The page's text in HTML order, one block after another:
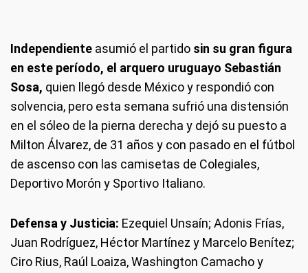
Independiente asumió el partido sin su gran figura
en este período, el arquero uruguayo Sebastián
Sosa, quien llegó desde México y respondió con
solvencia, pero esta semana sufrió una distensión
en el sóleo de la pierna derecha y dejó su puesto a
Milton Álvarez, de 31 años y con pasado en el fútbol
de ascenso con las camisetas de Colegiales,
Deportivo Morón y Sportivo Italiano.
Defensa y Justicia: Ezequiel Unsaín; Adonis Frías,
Juan Rodríguez, Héctor Martínez y Marcelo Benítez;
Ciro Rius, Raúl Loaiza, Washington Camacho y